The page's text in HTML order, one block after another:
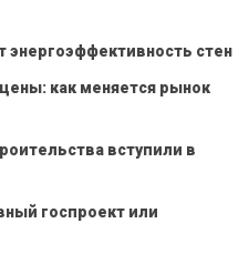
энергоэффективность стен
как меняется рынок
вступили в
госпроект или